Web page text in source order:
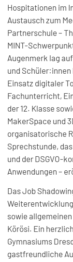
Hospitationen im
Austausch zum
Partnerschule –
MINT-
Augenmerk lag
und
Einsatz digitaler
Fachunterricht,
der 12. Klasse
MakerSpace und
organisatorische
Sprechstunde,
und der DSGVO-
Anwendungen –
Das Job
sowie
Körösi. Ein
Gymnasiums
gastfreundliche